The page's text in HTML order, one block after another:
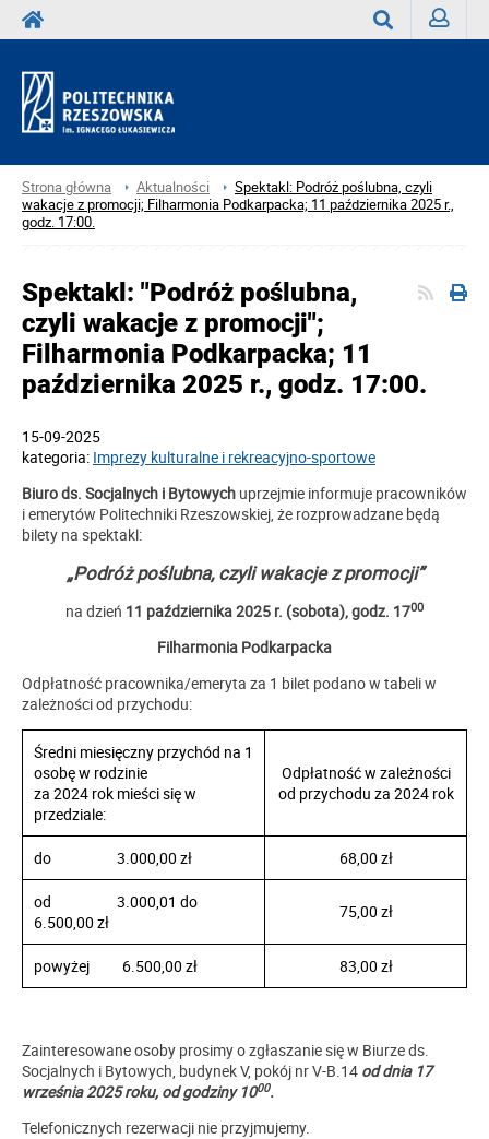
Strona główna Aktualności
Spektakl: Podróż poślubna, czyli
wakacje z promocji; Filharmonia Podkarpacka; 11 października 2025 r.,
godz. 17:00.
Spektakl: "Podróż poślubna,
czyli wakacje z promocji";
Filharmonia Podkarpacka; 11
października 2025 r., godz. 17:00.
15-09-2025
kategoria: Imprezy kulturalne i rekreacyjno-sportowe
Biuro ds. Socjalnych i Bytowych uprzejmie informuje pracowników
i emerytów Politechniki Rzeszowskiej, że rozprowadzane będą
bilety na spektakl:
„Podróż poślubna, czyli wakacje z promocji”
na dzień 11 października 2025 r. (sobota), godz. 1700
Filharmonia Podkarpacka
Odpłatność pracownika/emeryta za 1 bilet podano w tabeli w
zależności od przychodu:
Średni miesięczny przychód na 1
osobę w rodzinie
za 2024 rok mieści się w
przedziale:
Odpłatność w zależności
od przychodu za 2024 rok
do 3.000,00 zł 68,00 zł
od 3.000,01 do
6.500,00 zł
75,00 zł
powyżej 6.500,00 zł 83,00 zł
Zainteresowane osoby prosimy o zgłaszanie się w Biurze ds.
Socjalnych i Bytowych, budynek V, pokój nr V-B.14 od dnia 17
września 2025 roku, od godziny 1000.
Telefonicznych rezerwacji nie przyjmujemy.